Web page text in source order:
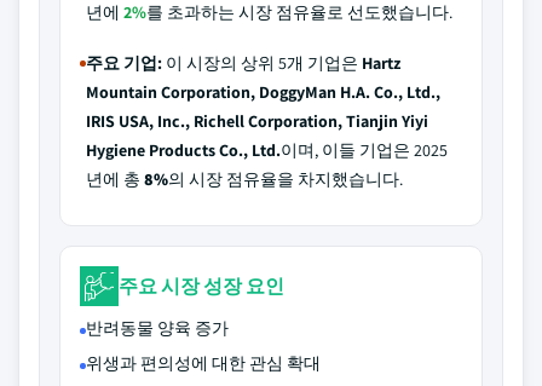
년에 2%를 초과하는 시장 점유율로 선도했습니다.
주요 기업: 이 시장의 상위 5개 기업은 Hartz
Mountain Corporation, DoggyMan H.A. Co., Ltd.,
IRIS USA, Inc., Richell Corporation, Tianjin Yiyi
Hygiene Products Co., Ltd.이며, 이들 기업은 2025
년에 총 8%의 시장 점유율을 차지했습니다.
주요 시장 성장 요인
반려동물 양육 증가
위생과 편의성에 대한 관심 확대